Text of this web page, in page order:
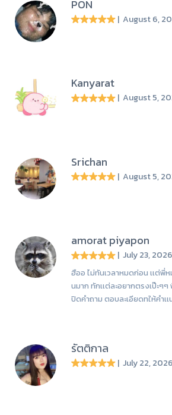
PON
| August 6,
Kanyarat
| August 5,
Srichan
| August 5,
amorat piyapon
| July 23, 2026
ฮืออ ไม่ทันเวลาหมดก่อน เเต่พี่ห
นมาก ทักเเต่ละอยากตรงเป๊ะๆ
ปิดคำถาม ตอบละเอียดทให้คำเเ
รัตติกาล
| July 22, 2026